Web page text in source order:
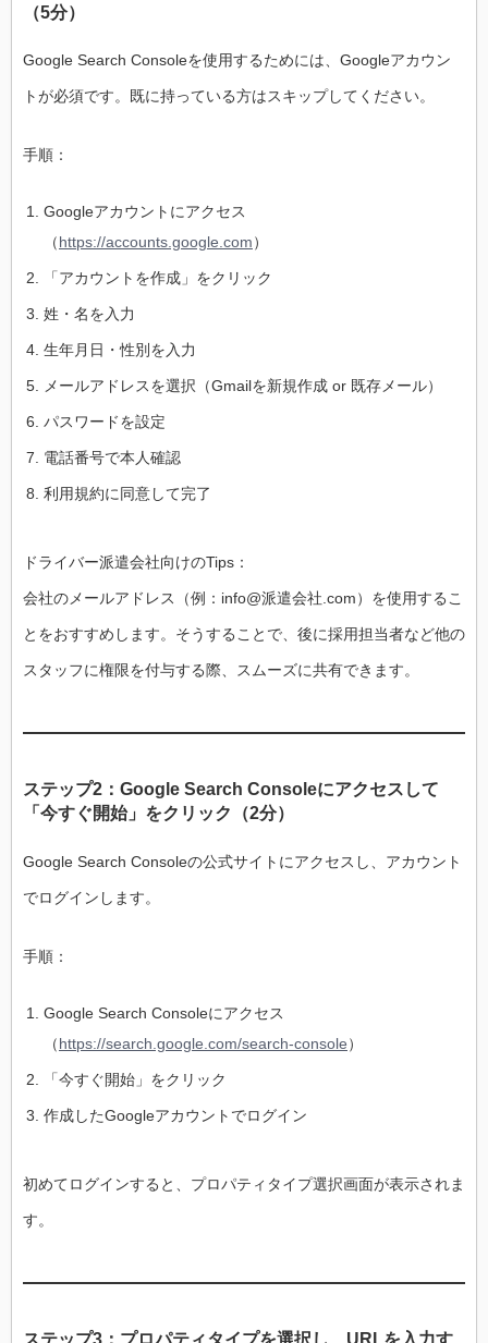
（5分）
Google Search Consoleを使用するためには、Googleアカウン
トが必須です。既に持っている方はスキップしてください。
手順：
Googleアカウントにアクセス
（https://accounts.google.com）
「アカウントを作成」をクリック
姓・名を入力
生年月日・性別を入力
メールアドレスを選択（Gmailを新規作成 or 既存メール）
パスワードを設定
電話番号で本人確認
利用規約に同意して完了
ドライバー派遣会社向けのTips：
会社のメールアドレス（例：info@派遣会社.com）を使用するこ
とをおすすめします。そうすることで、後に採用担当者など他の
スタッフに権限を付与する際、スムーズに共有できます。
ステップ2：Google Search Consoleにアクセスして
「今すぐ開始」をクリック（2分）
Google Search Consoleの公式サイトにアクセスし、アカウント
でログインします。
手順：
Google Search Consoleにアクセス
（https://search.google.com/search-console）
「今すぐ開始」をクリック
作成したGoogleアカウントでログイン
初めてログインすると、プロパティタイプ選択画面が表示されま
す。
ステップ3：プロパティタイプを選択し、URLを入力す